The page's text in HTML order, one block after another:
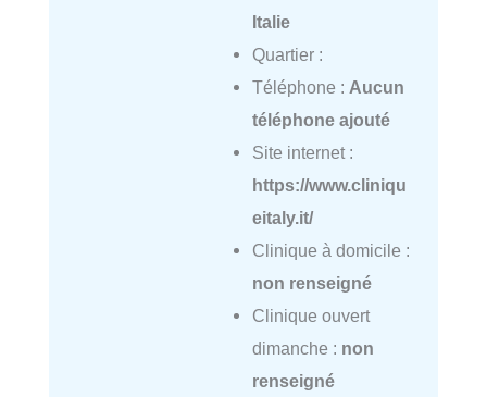
Italie
Quartier :
Téléphone : Aucun
téléphone ajouté
Site internet :
https://www.cliniqu
eitaly.it/
Clinique à domicile :
non renseigné
Clinique ouvert
dimanche : non
renseigné